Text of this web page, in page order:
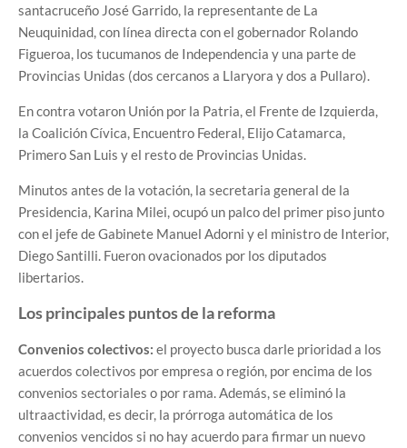
santacruceño José Garrido, la representante de La
Neuquinidad, con línea directa con el gobernador Rolando
Figueroa, los tucumanos de Independencia y una parte de
Provincias Unidas (dos cercanos a Llaryora y dos a Pullaro).
En contra votaron Unión por la Patria, el Frente de Izquierda,
la Coalición Cívica, Encuentro Federal, Elijo Catamarca,
Primero San Luis y el resto de Provincias Unidas.
Minutos antes de la votación, la secretaria general de la
Presidencia, Karina Milei, ocupó un palco del primer piso junto
con el jefe de Gabinete Manuel Adorni y el ministro de Interior,
Diego Santilli. Fueron ovacionados por los diputados
libertarios.
Los principales puntos de la reforma
Convenios colectivos: el proyecto busca darle prioridad a los
acuerdos colectivos por empresa o región, por encima de los
convenios sectoriales o por rama. Además, se eliminó la
ultraactividad, es decir, la prórroga automática de los
convenios vencidos si no hay acuerdo para firmar un nuevo